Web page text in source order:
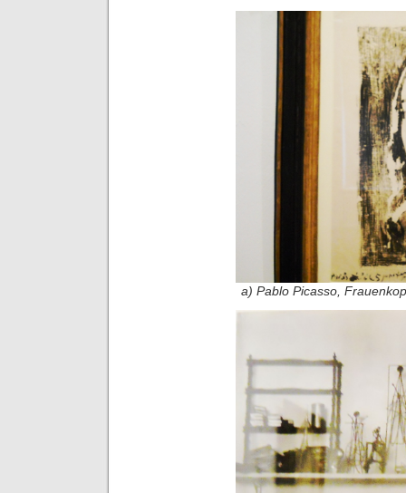
a) Pablo Picasso,